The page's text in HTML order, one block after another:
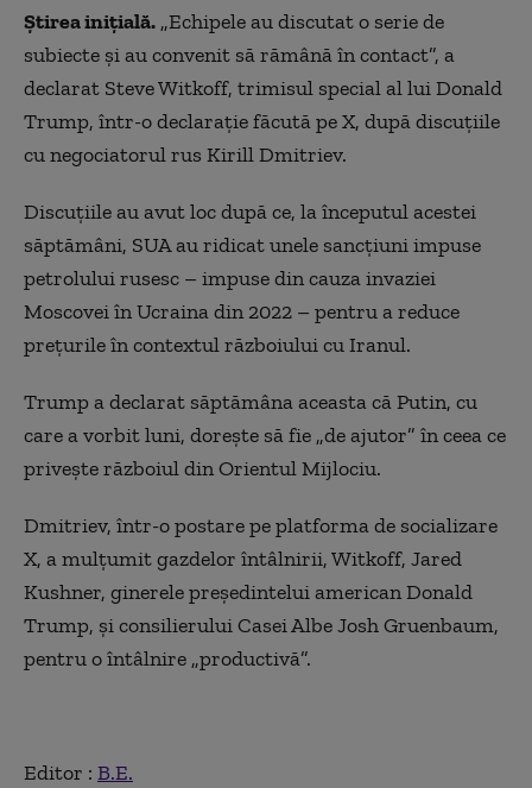
Știrea inițială. „Echipele au discutat o serie de
subiecte şi au convenit să rămână în contact”, a
declarat Steve Witkoff, trimisul special al lui Donald
Trump, într-o declaraţie făcută pe X, după discuţiile
cu negociatorul rus Kirill Dmitriev.
Discuţiile au avut loc după ce, la începutul acestei
săptămâni, SUA au ridicat unele sancţiuni impuse
petrolului rusesc – impuse din cauza invaziei
Moscovei în Ucraina din 2022 – pentru a reduce
preţurile în contextul războiului cu Iranul.
Trump a declarat săptămâna aceasta că Putin, cu
care a vorbit luni, doreşte să fie „de ajutor” în ceea ce
priveşte războiul din Orientul Mijlociu.
Dmitriev, într-o postare pe platforma de socializare
X, a mulţumit gazdelor întâlnirii, Witkoff, Jared
Kushner, ginerele preşedintelui american Donald
Trump, şi consilierului Casei Albe Josh Gruenbaum,
pentru o întâlnire „productivă”.
Editor : B.E.